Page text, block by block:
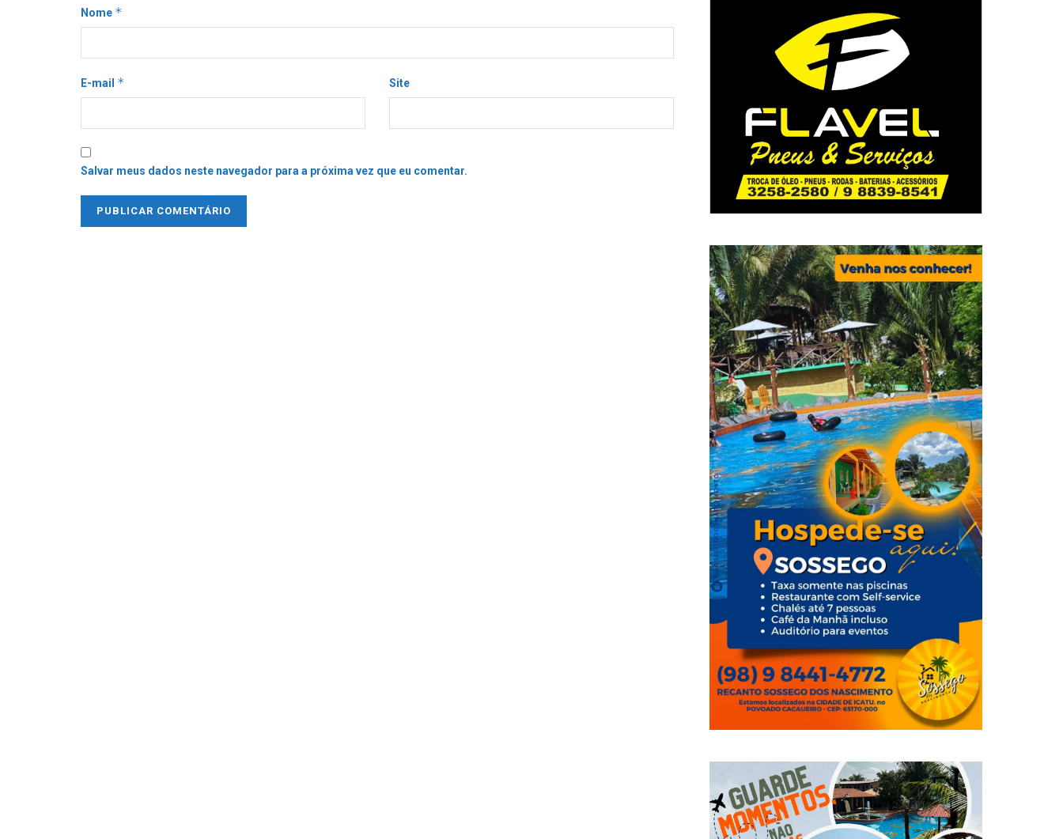
Nome *
E-mail * Site
Salvar meus dados neste navegador para a próxima vez que eu comentar.